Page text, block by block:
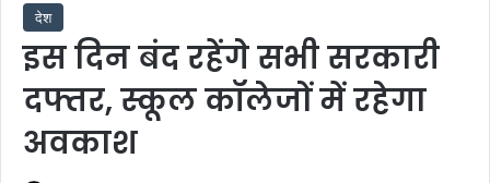
देश
इस दिन बंद रहेंगे सभी सरकारी
दफ्तर, स्कूल कॉलेजों में रहेगा
अवकाश